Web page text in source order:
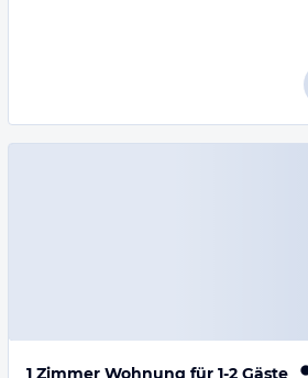
1 Zimmer Wohnung für 1-2 Gäste